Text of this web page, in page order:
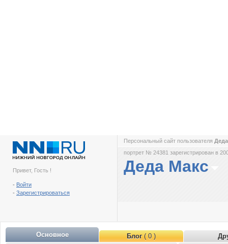
Привет, Гость !
- Войти
- Зарегистрироваться
Персональный сайт пользователя
портрет № 24381 зарегистрирован в
Деда Макс
Основное Блог( 0 )